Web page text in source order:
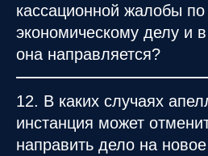
кассационной жалобы по
экономическому делу и
она направляется?
12. В каких случаях
инстанция может
направить дело на новое